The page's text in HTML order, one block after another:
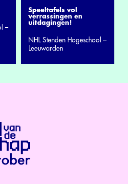
–
Speeltafels vol
verrassingen en
uitdagingen!
NHL Stenden Hogeschool –
Leeuwarden